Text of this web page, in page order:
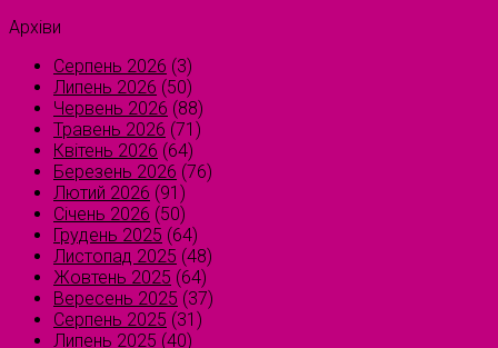
Архіви
Серпень 2026 (3)
Липень 2026 (50)
Червень 2026 (88)
Травень 2026 (71)
Квітень 2026 (64)
Березень 2026 (76)
Лютий 2026 (91)
Січень 2026 (50)
Грудень 2025 (64)
Листопад 2025 (48)
Жовтень 2025 (64)
Вересень 2025 (37)
Серпень 2025 (31)
Липень 2025 (40)